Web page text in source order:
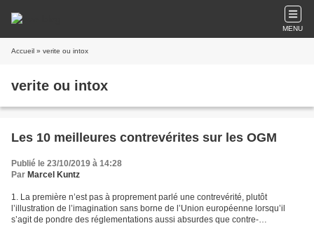
MENU
Accueil » verite ou intox
verite ou intox
Les 10 meilleures contrevérites sur les OGM
Publié le 23/10/2019 à 14:28
Par Marcel Kuntz
1. La première n’est pas à proprement parlé une contrevérité, plutôt
l’illustration de l’imagination sans borne de l’Union européenne lorsqu’il
s’agit de pondre des réglementations aussi absurdes que contre-